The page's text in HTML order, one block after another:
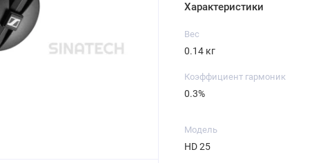
Характеристики
Вес
0.14 кг
Коэффициент гармоник
0.3%
Модель
HD 25